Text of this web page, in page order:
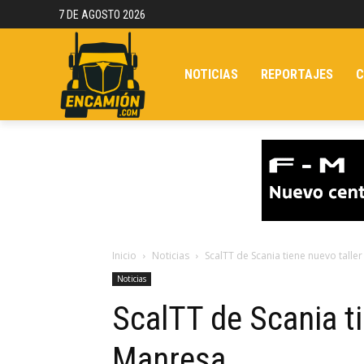
7 DE AGOSTO 2026
NOTICIAS REPORTAJES
Inicio Noticias ScalTT de Scania tiene nuevo
Noticias
ScalTT de Scania